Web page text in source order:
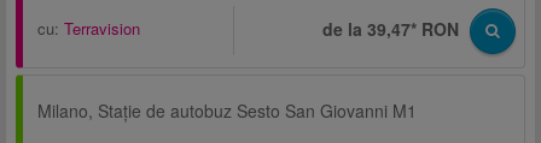
cu: Terravision de la 39,47* RON
Milano, Staţie de autobuz Sesto San Giovanni M1